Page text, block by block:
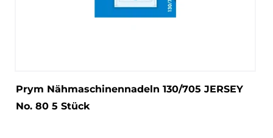
Prym Nähmaschinennadeln 130/705 JERSEY
No. 80 5 Stück